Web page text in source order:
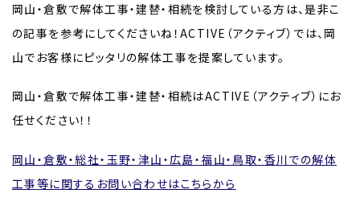
岡山・倉敷で解体工事・建替・相続を検討している方は、是非こ
の記事を参考にしてくださいね！ACTIVE（アクティブ）では、岡
山でお客様にピッタリの解体工事を提案しています。
岡山・倉敷で解体工事・建替・相続はACTIVE（アクティブ）にお
任せください！！
岡山・倉敷・総社・玉野・津山・広島・福山・鳥取・香川での解体
工事等に関するお問い合わせはこちらから